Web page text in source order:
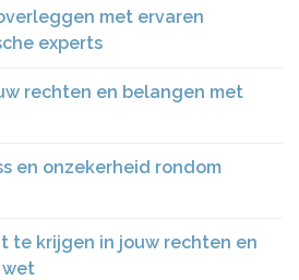
met ervaren
experts
rechten en belangen met
en onzekerheid rondom
te krijgen in jouw rechten en
wet